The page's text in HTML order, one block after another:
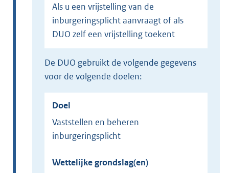
Als u een vrijstelling van de
inburgeringsplicht aanvraagt of als
DUO zelf een vrijstelling toekent
de DUO gebruikt de volgende gegevens
voor de volgende doelen:
Doel
Vaststellen en beheren
inburgeringsplicht
Wettelijke grondslag(en)